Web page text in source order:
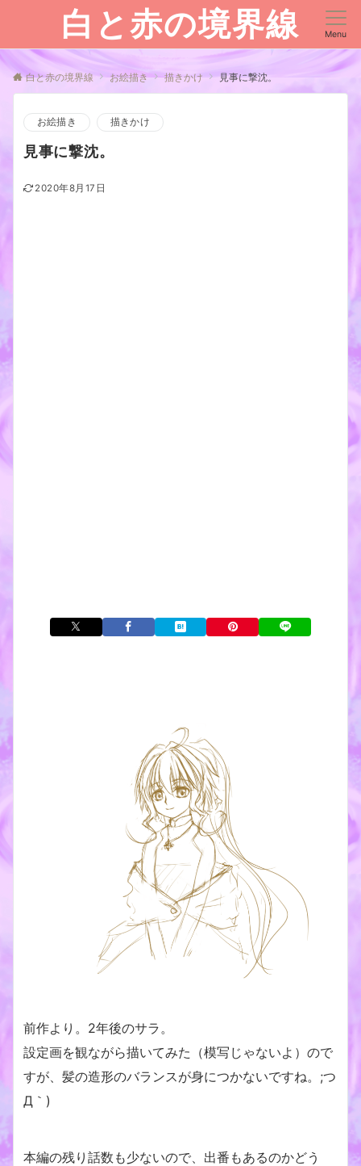
白と赤の境界線 Menu
白と赤の境界線 お絵描き 描きかけ 見事に撃沈。
お絵描き 描きかけ
見事に撃沈。
2020年8月17日
前作より。2年後のサラ。
設定画を観ながら描いてみた（模写じゃないよ）ので
すが、髪の造形のバランスが身につかないですね。;つ
Д｀)
本編の残り話数も少ないので、出番もあるのかどう